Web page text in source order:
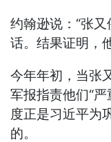
约翰逊说：“张
话。结果证明，
今年年初，当张
军报指责他们“
度正是习近平为
的。